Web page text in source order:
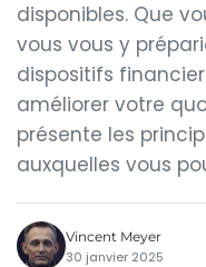
disponibles. Que
vous vous y
dispositifs
améliorer votre
présente les
auxquelles vous
Vincent Meyer
30 janvier 2025